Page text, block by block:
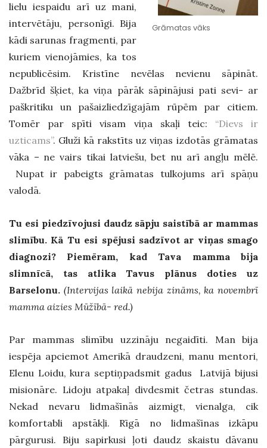
Grāmatas vāks
lielu iespaidu arī uz mani,
intervētāju, personīgi. Bija
kādi sarunas fragmenti, par
kuriem vienojāmies, ka tos
nepublicēsim. Kristīne nevēlas nevienu sāpināt.
Dažbrīd šķiet, ka viņa pārāk sāpinājusi pati sevi- ar
paškritiku un pašaizliedzīgajām rūpēm par citiem.
Tomēr par spīti visam viņa skaļi teic: “Dievs ir
uzticams”. Gluži kā rakstīts uz viņas izdotās grāmatas
vāka – ne vairs tikai latviešu, bet nu arī angļu mēlē.
Nupat ir pabeigts grāmatas tulkojums arī spāņu
valodā.
Tu esi piedzīvojusi daudz sāpju saistībā ar mammas
slimību. Kā Tu esi spējusi sadzīvot ar viņas smago
diagnozi? Piemēram, kad Tava mamma bija
slimnīcā, tas atlika Tavus plānus doties uz
Barselonu. (Intervijas laikā nebija zināms, ka novembrī
mamma aizies Mūžībā- red.)
Par mammas slimību uzzināju negaidīti. Man bija
iespēja apciemot Amerikā draudzeni, manu mentori,
Elenu Loidu, kura septiņpadsmit gadus Latvijā bijusi
misionāre. Lidoju atpakaļ divdesmit četras stundas.
Nekad nevaru lidmašīnās aizmigt, vienalga, cik
komfortabli apstākļi. Rīgā no lidmašīnas izkāpu
pārgurusi. Biju sapirkusi ļoti daudz skaistu dāvanu